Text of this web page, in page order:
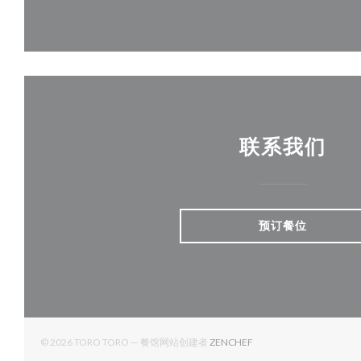
联系我们
预订餐位
© 2026 TORO TORO — 餐馆网站创建者 ZENCHEF